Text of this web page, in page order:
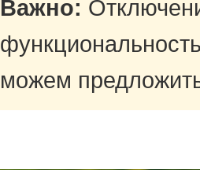
Важно:
можем